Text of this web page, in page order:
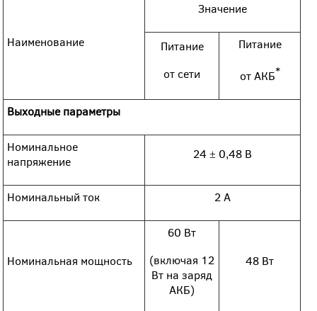
Наименование
Значение
Питание
от сети
Питание
от АКБ*
Выходные параметры
Номинальное
напряжение
24 ± 0,48 В
Номинальный ток 2 А
Номинальная мощность
60 Вт
(включая 12
Вт на заряд
АКБ)
48 Вт